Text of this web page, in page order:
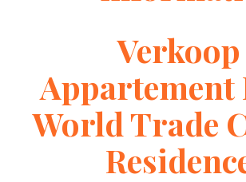
Verkoop
Appartement
World Trade